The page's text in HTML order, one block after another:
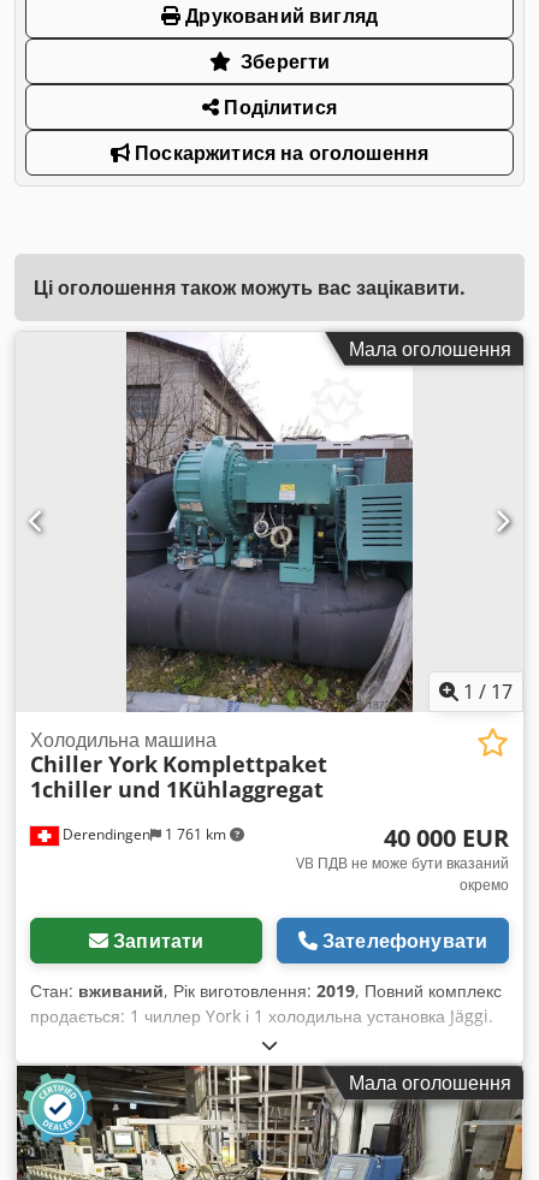
Друкований вигляд
Зберегти
Поділитися
Поскаржитися на оголошення
Ці оголошення також можуть вас зацікавити.
Мала оголошення
1 / 17
Derendingen 1 761 km
Холодильна машина
Chiller York Komplettpaket
1chiller und 1Kühlaggregat
40 000 EUR
VB ПДВ не може бути вказаний
окремо
Запитати Зателефонувати
Стан: вживаний, Рік виготовлення: 2019, Повний комплекс
продається: 1 чиллер York і 1 холодильна установка Jäggi.
Мала оголошення